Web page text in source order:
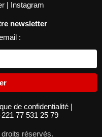
| Instagram
newsletter
:
de confidentialité |
77 531 25 79
réservés.